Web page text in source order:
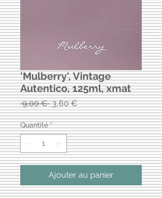
'Mulberry', Vintage
Autentico, 125ml, xmat
9,00 € Prix
original
3,60 €Prix
promotionnel
Quantité *
Ajouter au panier